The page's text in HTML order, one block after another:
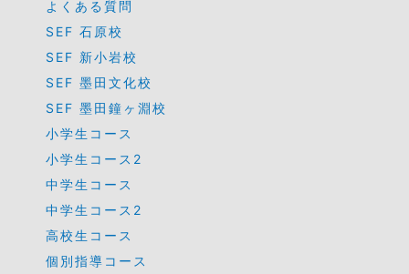
よくある質問
SEF 石原校
SEF 新小岩校
SEF 墨田文化校
SEF 墨田鐘ヶ淵校
小学生コース
小学生コース2
中学生コース
中学生コース2
高校生コース
個別指導コース